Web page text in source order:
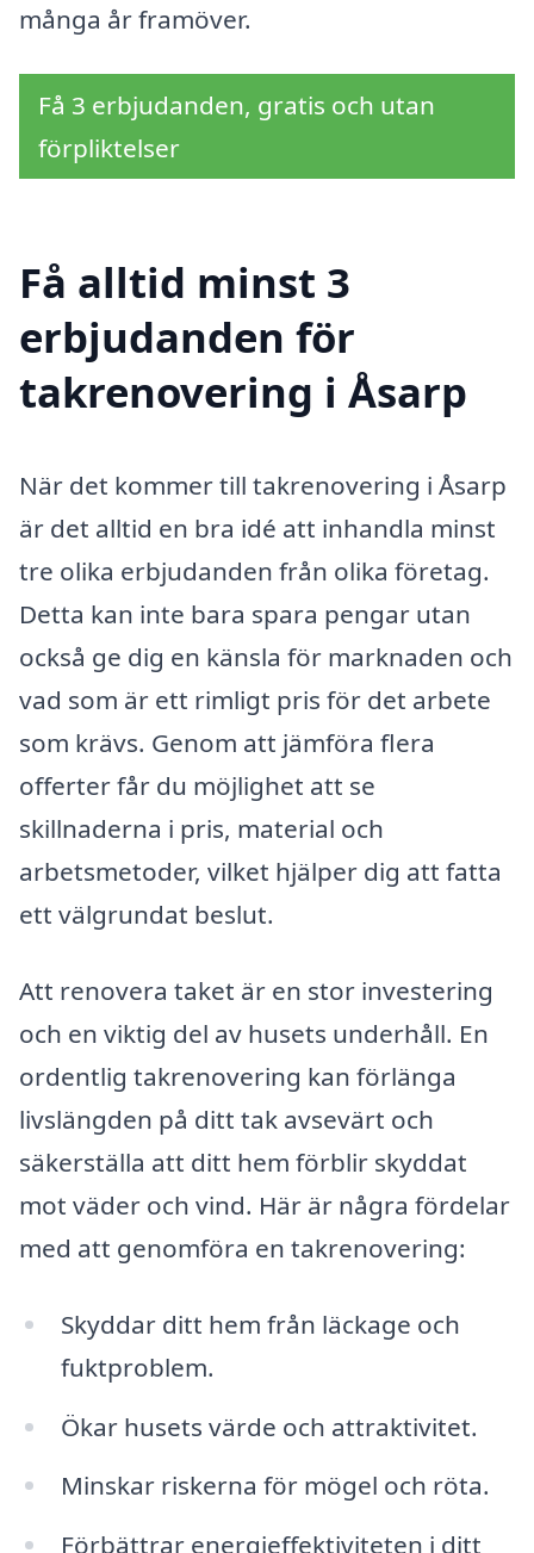
många år framöver.
Få 3 erbjudanden, gratis och utan
förpliktelser
Få alltid minst 3
erbjudanden för
takrenovering i Åsarp
När det kommer till takrenovering i Åsarp
är det alltid en bra idé att inhandla minst
tre olika erbjudanden från olika företag.
Detta kan inte bara spara pengar utan
också ge dig en känsla för marknaden och
vad som är ett rimligt pris för det arbete
som krävs. Genom att jämföra flera
offerter får du möjlighet att se
skillnaderna i pris, material och
arbetsmetoder, vilket hjälper dig att fatta
ett välgrundat beslut.
Att renovera taket är en stor investering
och en viktig del av husets underhåll. En
ordentlig takrenovering kan förlänga
livslängden på ditt tak avsevärt och
säkerställa att ditt hem förblir skyddat
mot väder och vind. Här är några fördelar
med att genomföra en takrenovering:
Skyddar ditt hem från läckage och
fuktproblem.
Ökar husets värde och attraktivitet.
Minskar riskerna för mögel och röta.
Förbättrar energieffektiviteten i ditt